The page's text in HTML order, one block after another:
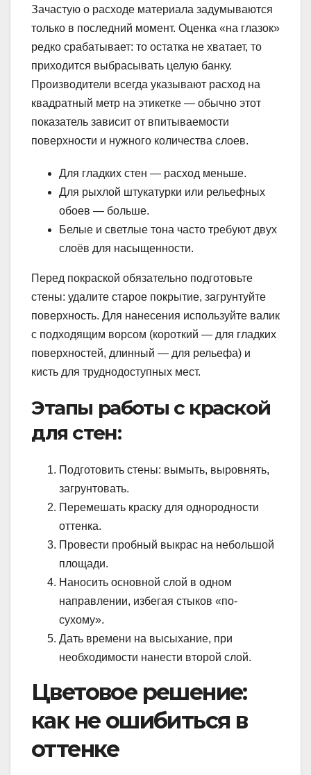
Зачастую о расходе материала задумываются
только в последний момент. Оценка «на глазок»
редко срабатывает: то остатка не хватает, то
приходится выбрасывать целую банку.
Производители всегда указывают расход на
квадратный метр на этикетке — обычно этот
показатель зависит от впитываемости
поверхности и нужного количества слоев.
Для гладких стен — расход меньше.
Для рыхлой штукатурки или рельефных
обоев — больше.
Белые и светлые тона часто требуют двух
слоёв для насыщенности.
Перед покраской обязательно подготовьте
стены: удалите старое покрытие, загрунтуйте
поверхность. Для нанесения используйте валик
с подходящим ворсом (короткий — для гладких
поверхностей, длинный — для рельефа) и
кисть для труднодоступных мест.
Этапы работы с краской
для стен:
Подготовить стены: вымыть, выровнять,
загрунтовать.
Перемешать краску для однородности
оттенка.
Провести пробный выкрас на небольшой
площади.
Наносить основной слой в одном
направлении, избегая стыков «по-
сухому».
Дать времени на высыхание, при
необходимости нанести второй слой.
Цветовое решение:
как не ошибиться в
оттенке